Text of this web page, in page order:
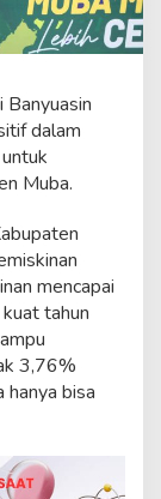
dalam
Muba.
mencapai
tahun
3,76%
hanya bisa